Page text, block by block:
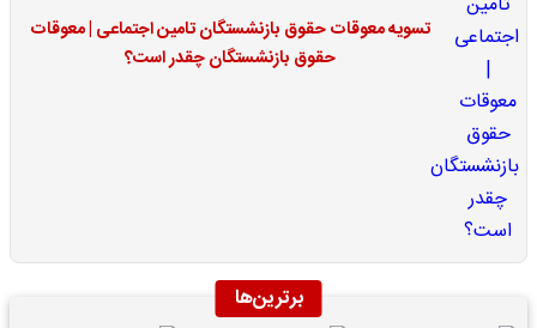
تسویه معوقات حقوق بازنشستگان تامین اجتماعی | معوقات
حقوق بازنشستگان چقدر است؟
برترین‌ها